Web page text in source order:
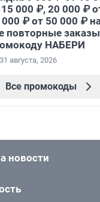
000 ₽, 20 000 ₽
₽ от 50 000 ₽
повторные
НАБЕРИ
августа, 2026
Все промокоды
новости